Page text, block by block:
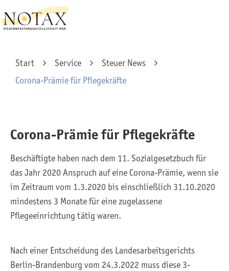
Start Service
Steuer News
Corona-Prämie für Pflegekräfte
Corona-Prämie für Pflegekräfte
Beschäftigte haben nach dem 11. Sozialgesetzbuch für
das Jahr 2020 Anspruch auf eine Corona-Prämie, wenn sie
im Zeitraum vom 1.3.2020 bis einschließlich 31.10.2020
mindestens 3 Monate für eine zugelassene
Pflegeeinrichtung tätig waren.
Nach einer Entscheidung des Landesarbeitsgerichts
Berlin-Brandenburg vom 24.3.2022 muss diese 3-